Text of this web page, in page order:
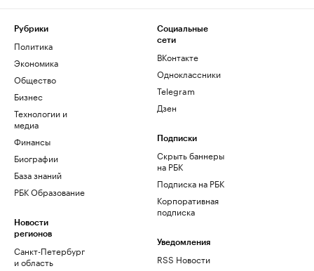
Рубрики
Политика
Экономика
Общество
Бизнес
Технологии и
медиа
Финансы
Биографии
База знаний
РБК Образование
Новости
регионов
Санкт-Петербург
и область
Социальные
сети
ВКонтакте
Одноклассники
Telegram
Дзен
Подписки
Скрыть баннеры
на РБК
Подписка на РБК
Корпоративная
подписка
Уведомления
RSS Новости